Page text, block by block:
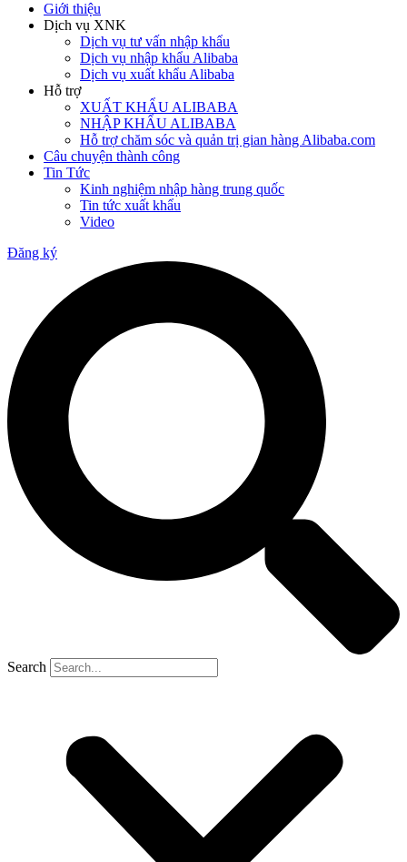
Giới thiệu
Dịch vụ XNK
Dịch vụ tư vấn nhập khẩu
Dịch vụ nhập khẩu Alibaba
Dịch vụ xuất khẩu Alibaba
Hỗ trợ
XUẤT KHẨU ALIBABA
NHẬP KHẨU ALIBABA
Hỗ trợ chăm sóc và quản trị gian hàng Alibaba.com
Câu chuyện thành công
Tin Tức
Kinh nghiệm nhập hàng trung quốc
Tin tức xuất khẩu
Video
Đăng ký
Search